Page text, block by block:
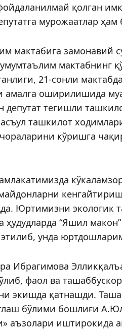
қолган
мурожаатлар ҳам
мактабига замонавий
мактабнинг
21-сонли
оширилишида
тегишли
ташкилот
кўришга
Юртимизни экологик
“Яшил
унда
Ибрагимова
фаол ва
экишда қатнаш­­ди.
бўлими бош­лиғи
аъзолари иштирокида